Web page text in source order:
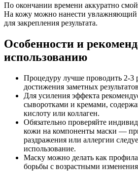
По окончании времени аккуратно
На кожу можно нанести увлажняющий
для закрепления результата.
Особенности и
использованию
Процедуру лучше проводить 2-3
достижения заметных
Для усиления эффекта
сыворотками и кремами,
кислоту или коллаген.
Обязательно проверяйте
кожи на компоненты маски —
раздражения или аллергии
использование.
Маску можно делать как
борьбы с возрастными